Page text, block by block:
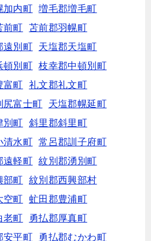
加内町
増毛郡増毛町
前町
苫前郡羽幌町
遠別町
天塩郡天塩町
頓別町
枝幸郡中頓別町
富町
礼文郡礼文町
尻富士町
天塩郡幌延町
別町
斜里郡斜里町
清水町
常呂郡訓子府町
遠軽町
紋別郡湧別町
部町
紋別郡西興部村
空町
虻田郡豊浦町
老町
勇払郡厚真町
安平町
勇払郡むかわ町